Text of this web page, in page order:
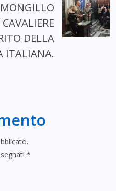
DELLA
ITALIANA.
*